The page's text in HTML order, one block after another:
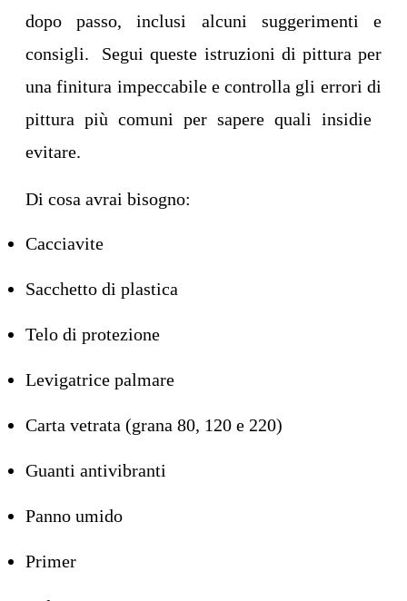
dopo passo, inclusi alcuni suggerimenti e
consigli. Segui queste istruzioni di pittura per
una finitura impeccabile e controlla gli errori di
pittura più comuni per sapere quali insidie ​​
evitare.
Di cosa avrai bisogno:
Cacciavite
Sacchetto di plastica
Telo di protezione
Levigatrice palmare
Carta vetrata (grana 80, 120 e 220)
Guanti antivibranti
Panno umido
Primer